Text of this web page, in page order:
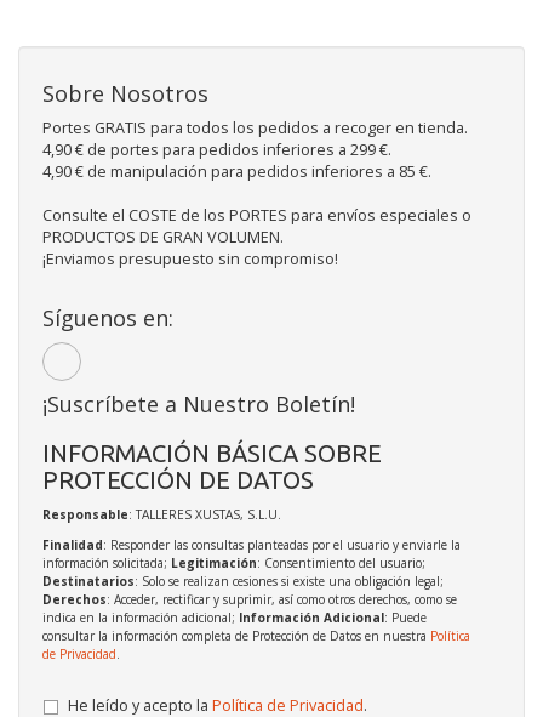
Sobre Nosotros
Portes GRATIS para todos los pedidos a recoger en tienda.
4,90 € de portes para pedidos inferiores a 299 €.
4,90 € de manipulación para pedidos inferiores a 85 €.
Consulte el COSTE de los PORTES para envíos especiales o
PRODUCTOS DE GRAN VOLUMEN.
¡Enviamos presupuesto sin compromiso!
Síguenos en:
¡Suscríbete a Nuestro Boletín!
INFORMACIÓN BÁSICA SOBRE
PROTECCIÓN DE DATOS
Responsable: TALLERES XUSTAS, S.L.U.
Finalidad: Responder las consultas planteadas por el usuario y enviarle la
información solicitada; Legitimación: Consentimiento del usuario;
Destinatarios: Solo se realizan cesiones si existe una obligación legal;
Derechos: Acceder, rectificar y suprimir, así como otros derechos, como se
indica en la información adicional; Información Adicional: Puede
consultar la información completa de Protección de Datos en nuestra Política
de Privacidad
He leído y acepto la Política de Privacidad.